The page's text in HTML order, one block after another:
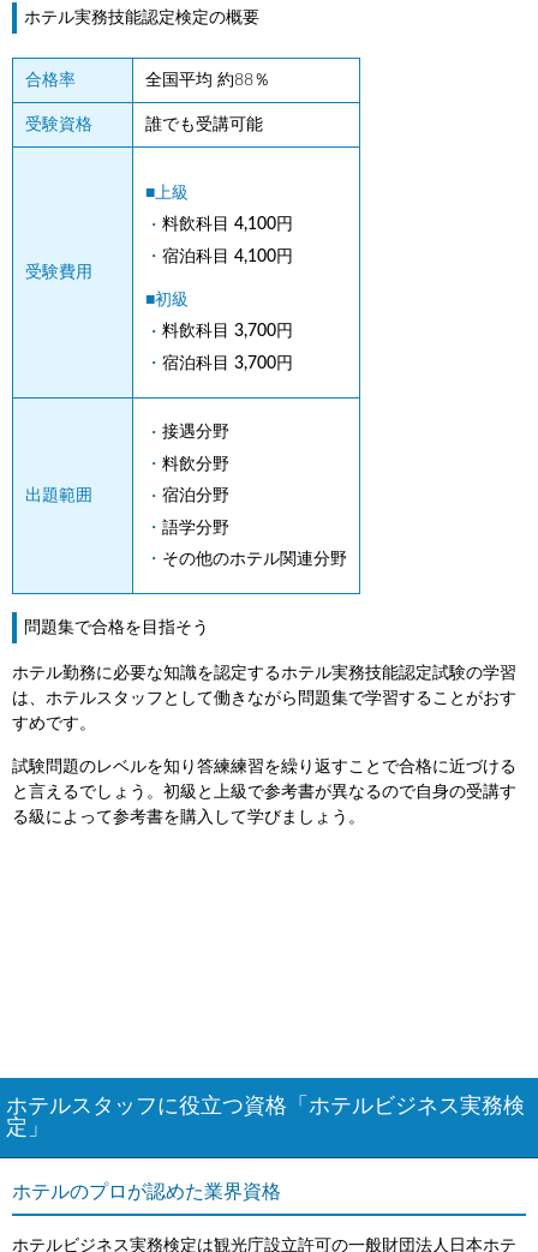
ホテル実務技能認定検定の概要
合格率 全国平均 約88％
受験資格 誰でも受講可能
受験費用
■上級
料飲科目 4,100円
宿泊科目 4,100円
■初級
料飲科目 3,700円
宿泊科目 3,700円
出題範囲
接遇分野
料飲分野
宿泊分野
語学分野
その他のホテル関連分野
問題集で合格を目指そう
ホテル勤務に必要な知識を認定するホテル実務技能認定試験の学習
は、ホテルスタッフとして働きながら問題集で学習することがおす
すめです。
試験問題のレベルを知り答練練習を繰り返すことで合格に近づける
と言えるでしょう。初級と上級で参考書が異なるので自身の受講す
る級によって参考書を購入して学びましょう。
ホテルスタッフに役立つ資格「ホテルビジネス実務検
定」
ホテルのプロが認めた業界資格
ホテルビジネス実務検定は観光庁設立許可の一般財団法人日本ホテ